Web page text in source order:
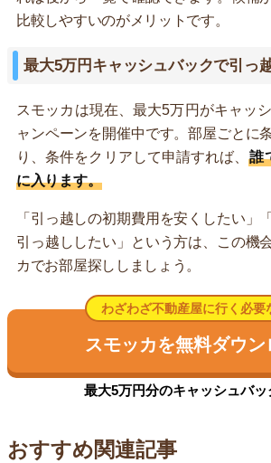
比較しやすいのがメリットです。
最大5万円キャッシュバックで引っ
スモッカは現在、最大5万円がキャッ
ャンペーンを開催中です。部屋ごとに
り、条件をクリアして申請すれば、誰
に入ります。
「引っ越しの初期費用を安くしたい」
引っ越ししたい」という方は、この機
カでお部屋探ししましょう。
わざわざ不動産屋に行く必要
スモッカを無料ダウン
最大5万円分のキャッシュバッ
おすすめ関連記事